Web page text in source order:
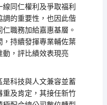
同仁權利及爭取福利
調的重要性，也因此偕
職務加給嘉惠基層。
持續發揮專業輔佐葉
動，評比績效表現亮
科技與人文兼容並蓄
重及肯定，其接任新竹